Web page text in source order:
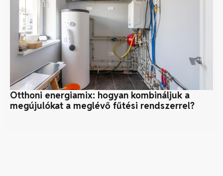
Otthoni energiamix: hogyan kombináljuk a
megújulókat a meglévő fűtési rendszerrel?